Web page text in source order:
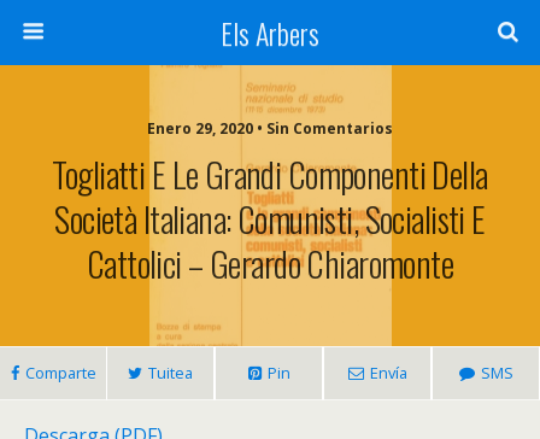
Els Arbers
Enero 29, 2020 • Sin Comentarios
Togliatti E Le Grandi Componenti Della
Società Italiana: Comunisti, Socialisti E
Cattolici – Gerardo Chiaromonte
Comparte Tuitea Pin Envía SMS